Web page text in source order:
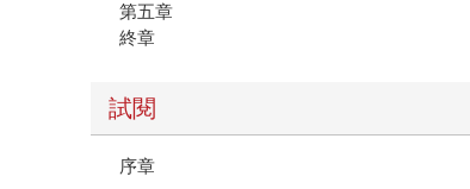
第五章
終章
試閱
序章